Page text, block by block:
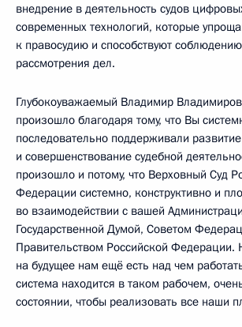
внедрение в деятельность судов
современных технологий, которые
к правосудию и способствуют
рассмотрения дел.
Глубокоуважаемый Владимир
произошло благодаря тому, что Вы
последовательно поддерживали развитие
и совершенствование судебной
произошло и потому, что Верховный Суд
Федерации системно, конструктивно и
во взаимодействии с вашей
Государственной Думой, Советом
Правительством Российской Федерации.
на будущее нам ещё есть над чем
система находится в таком рабочем,
состоянии, чтобы реализовать все наши